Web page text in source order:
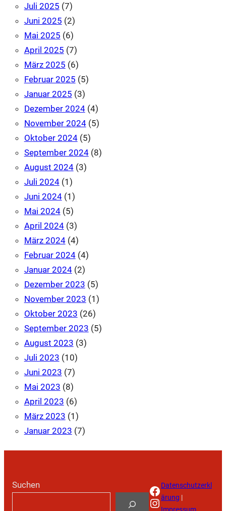
Juli 2025 (7)
Juni 2025 (2)
Mai 2025 (6)
April 2025 (7)
März 2025 (6)
Februar 2025 (5)
Januar 2025 (3)
Dezember 2024(4)
November 2024(5)
Oktober 2024(5)
September 2024(8)
August 2024(3)
Juli 2024(1)
Juni 2024(1)
Mai 2024(5)
April 2024(3)
März 2024(4)
Februar 2024(4)
Januar 2024(2)
Dezember 2023 (5)
November 2023 (1)
Oktober 2023 (26)
September 2023 (5)
August 2023 (3)
Juli 2023 (10)
Juni 2023 (7)
Mai 2023 (8)
April 2023 (6)
März 2023 (1)
Januar 2023 (7)
Suchen
Facebook
Instagram
Datenschutzerkl
ärung |
Impressum